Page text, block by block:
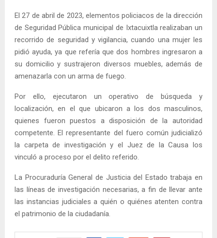
El 27 de abril de 2023, elementos policiacos de la dirección
de Seguridad Pública municipal de Ixtacuixtla realizaban un
recorrido de seguridad y vigilancia, cuando una mujer les
pidió ayuda, ya que refería que dos hombres ingresaron a
su domicilio y sustrajeron diversos muebles, además de
amenazarla con un arma de fuego.
Por ello, ejecutaron un operativo de búsqueda y
localización, en el que ubicaron a los dos masculinos,
quienes fueron puestos a disposición de la autoridad
competente. El representante del fuero común judicializó
la carpeta de investigación y el Juez de la Causa los
vinculó a proceso por el delito referido.
La Procuraduría General de Justicia del Estado trabaja en
las líneas de investigación necesarias, a fin de llevar ante
las instancias judiciales a quién o quiénes atenten contra
el patrimonio de la ciudadanía.